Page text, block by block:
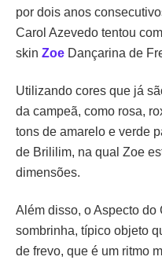
por dois anos
Carol Azevedo tentou
skin Zoe Dançarina de
Utilizando cores que já
da campeã, como rosa,
tons de amarelo e verde
de Brililim, na qual Zoe
dimensões.
Além disso, o Aspecto
sombrinha, típico objeto
de frevo, que é um ritmo